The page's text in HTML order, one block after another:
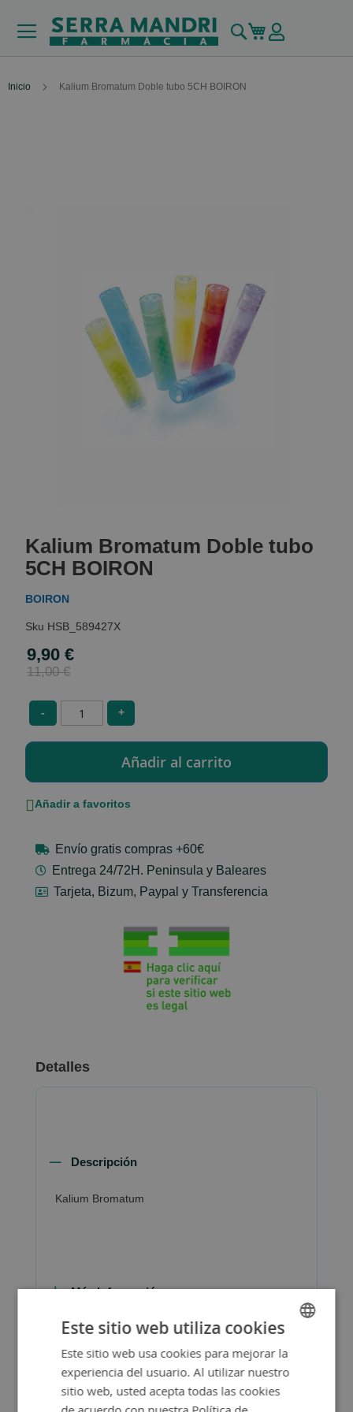
Buscar
Mi carrito
Inicio Kalium Bromatum Doble tubo 5CH BOIRON
the
beginning
of
the
gallery
Kalium Bromatum Doble tubo
5CH BOIRON
BOIRON
HSB_589427X
Special
Price
9,90 €
11,00 €
- +
Añadir a favoritos
Envío gratis compras +60€
Entrega 24/72H. Peninsula y Baleares
Tarjeta, Bizum, Paypal y Transferencia
Detalles
Descripción
Kalium Bromatum
Más Información
SPANISH
ENGLISH
Este sitio web utiliza cookies
Este sitio web usa cookies para mejorar la
experiencia del usuario. Al utilizar nuestro
sitio web, usted acepta todas las cookies